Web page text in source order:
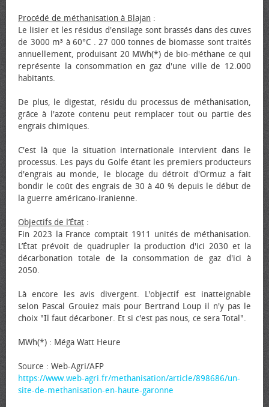
Procédé de méthanisation à Blajan :
Le lisier et les résidus d'ensilage sont brassés dans des cuves
de 3000 m³ à 60°C . 27 000 tonnes de biomasse sont traités
annuellement, produisant 20 MWh(*) de bio-méthane ce qui
représente la consommation en gaz d'une ville de 12.000
habitants.
De plus, le digestat, résidu du processus de méthanisation,
grâce à l'azote contenu peut remplacer tout ou partie des
engrais chimiques.
C'est là que la situation internationale intervient dans le
processus. Les pays du Golfe étant les premiers producteurs
d'engrais au monde, le blocage du détroit d'Ormuz a fait
bondir le coût des engrais de 30 à 40 % depuis le début de
la guerre américano-iranienne.
Objectifs de l’État :
Fin 2023 la France comptait 1911 unités de méthanisation.
L’État prévoit de quadrupler la production d'ici 2030 et la
décarbonation totale de la consommation de gaz d'ici à
2050.
Là encore les avis divergent. L'objectif est inatteignable
selon Pascal Grouiez mais pour Bertrand Loup il n'y pas le
choix "Il faut décarboner. Et si c'est pas nous, ce sera Total".
MWh(*) : Méga Watt Heure
Source : Web-Agri/AFP
https://www.web-agri.fr/methanisation/article/898686/un-
site-de-methanisation-en-haute-garonne